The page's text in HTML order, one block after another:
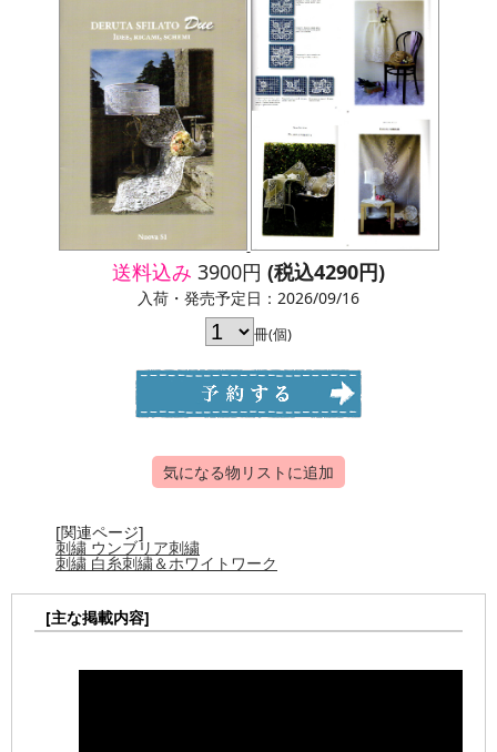
送料込み 3900円 (税込4290円)
入荷・発売予定日：2026/09/16
冊(個)
気になる物リストに追加
[関連ページ]
刺繍 ウンブリア刺繍
刺繍 白糸刺繍＆ホワイトワーク
[主な掲載内容]